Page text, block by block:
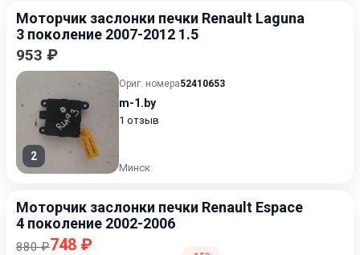
Моторчик заслонки печки Renault Laguna
3 поколение 2007-2012 1.5
953 ₽
2
Ориг. номера52410653
m-1.by
1 отзыв
Минск
Моторчик заслонки печки Renault Espace
4 поколение 2002-2006
880 ₽748 ₽